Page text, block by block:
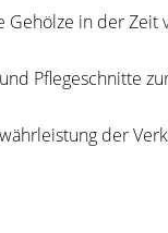
in der
Pflegeschnitte
der